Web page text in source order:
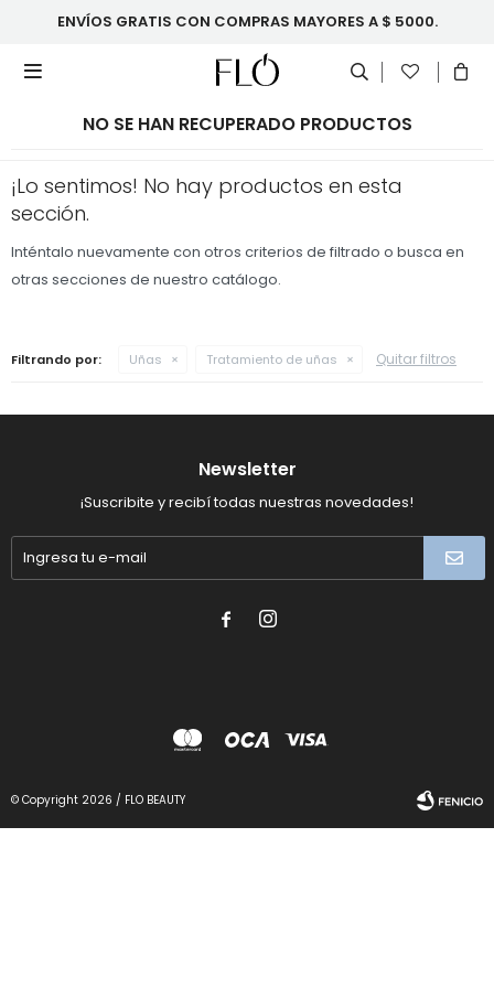
ENVÍOS GRATIS CON COMPRAS MAYORES A $ 5000.

NO SE HAN RECUPERADO PRODUCTOS
¡Lo sentimos! No hay productos en esta
sección.
Inténtalo nuevamente con otros criterios de filtrado o busca en
otras secciones de nuestro catálogo.
Filtrando por: Uñas Tratamiento de uñas Quitar filtros
Newsletter
¡Suscribite y recibí todas nuestras novedades!
 
© Copyright 2026 / FLO BEAUTY